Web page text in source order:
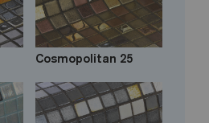
Cosmopolitan 25